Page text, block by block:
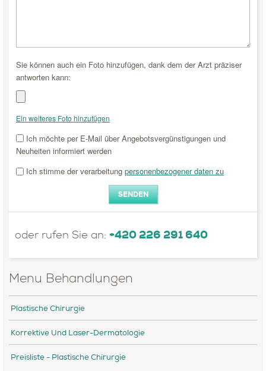
Sie können auch ein Foto hinzufügen, dank dem der Arzt präziser
antworten kann:
Ein weiteres Foto hinzufügen
Neuheiten informiert werden
Ich stimme der verarbeitung personenbezogener daten zu
oder rufen Sie an: +420 226 291 640
Menu Behandlungen
Plastische Chirurgie
Korrektive Und Laser-Dermatologie
Preisliste - Plastische Chirurgie